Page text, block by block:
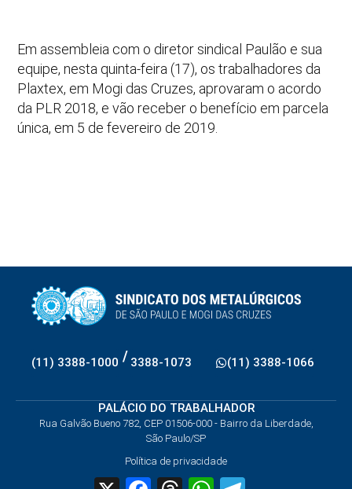
Em assembleia com o diretor sindical Paulão e sua
equipe, nesta quinta-feira (17), os trabalhadores da
Plaxtex, em Mogi das Cruzes, aprovaram o acordo
da PLR 2018, e vão receber o benefício em parcela
única, em 5 de fevereiro de 2019.
(11) 3388-1000 / 3388-1073 (11) 3388-1066
PALÁCIO DO TRABALHADOR
Rua Galvão Bueno 782, CEP 01506-000 - Bairro da Liberdade,
São Paulo/SP
Política de privacidade
X FacebookThreadsWhatsApp